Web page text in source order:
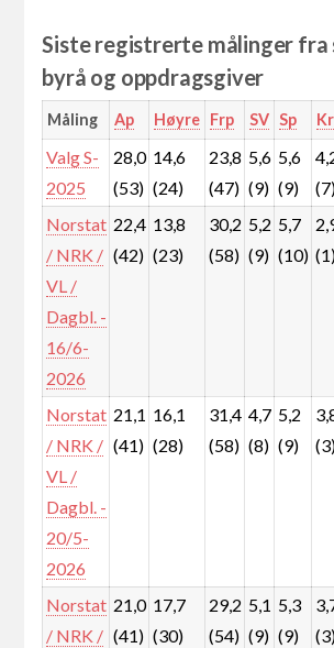
Siste registrerte målinger fra
byrå og oppdragsgiver
Måling Ap Høyre Frp SV Sp
Valg S-
2025
28,0
(53)
14,6
(24)
23,8
(47)
5,6
(9)
5,6
(9)
Norstat
/ NRK /
VL /
Dagbl. -
16/6-
2026
22,4
(42)
13,8
(23)
30,2
(58)
5,2
(9)
5,7
(10)
Norstat
/ NRK /
VL /
Dagbl. -
20/5-
2026
21,1
(41)
16,1
(28)
31,4
(58)
4,7
(8)
5,2
(9)
Norstat
/ NRK /
21,0
(41)
17,7
(30)
29,2
(54)
5,1
(9)
5,3
(9)